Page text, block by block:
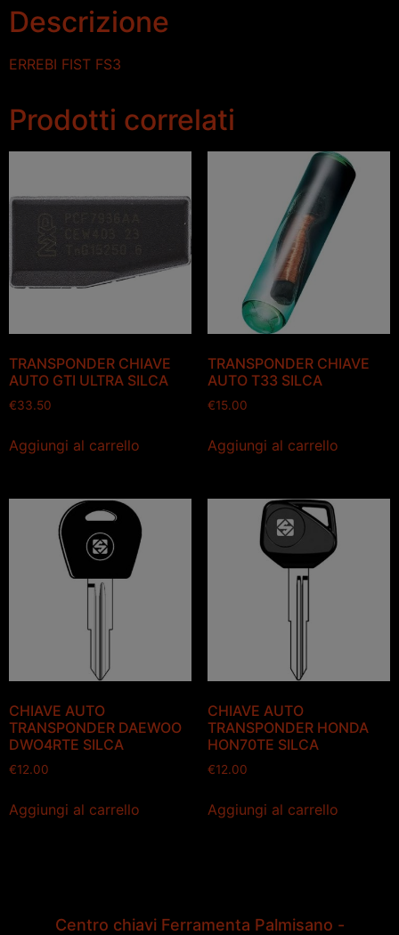
Descrizione
ERREBI FIST FS3
Prodotti correlati
TRANSPONDER CHIAVE
AUTO GTI ULTRA SILCA
€33.50
Aggiungi al carrello
TRANSPONDER CHIAVE
AUTO T33 SILCA
€15.00
Aggiungi al carrello
CHIAVE AUTO
TRANSPONDER DAEWOO
DWO4RTE SILCA
€12.00
Aggiungi al carrello
CHIAVE AUTO
TRANSPONDER HONDA
HON70TE SILCA
€12.00
Aggiungi al carrello
Centro chiavi Ferramenta Palmisano -